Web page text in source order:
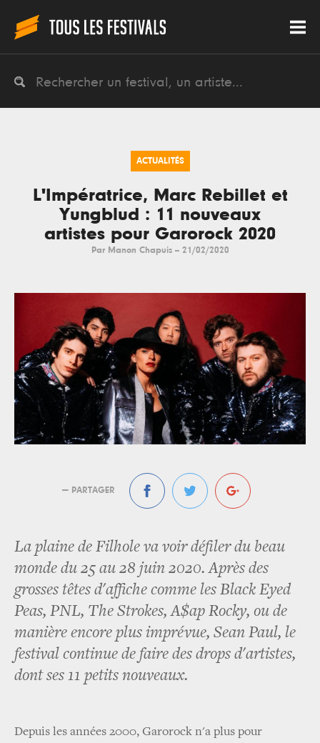
ACTUALITÉS
L'Impératrice, Marc Rebillet et
Yungblud : 11 nouveaux
artistes pour Garorock 2020
Par Manon Chapuis -- 21/02/2020
— PARTAGER
La plaine de Filhole va voir défiler du beau
monde du 25 au 28 juin 2020. Après des
grosses têtes d'affiche comme les Black Eyed
Peas, PNL, The Strokes, A$ap Rocky, ou de
manière encore plus imprévue, Sean Paul, le
festival continue de faire des drops d'artistes,
dont ses 11 petits nouveaux.
Depuis les années 2000, Garorock n'a plus pour